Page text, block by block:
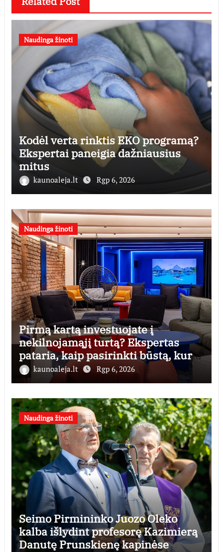
Naudinga žinoti
Kodėl verta rinktis EKO programą?
Ekspertai paneigia dažniausius
mitus
kaunoaleja.lt Rgp 6, 2026
Naudinga žinoti
Pirmą kartą investuojate į
nekilnojamąjį turtą? Ekspertas
pataria, kaip pasirinkti būstą, kuris
generuos grąžą
kaunoaleja.lt Rgp 6, 2026
Naudinga žinoti
Seimo Pirmininko Juozo Oleko
kalba išlydint profesorę Kazimierą
Danutę Prunskienę kapinėse